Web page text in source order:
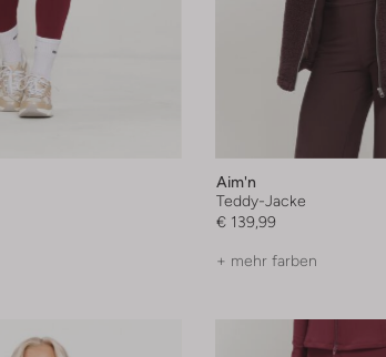
Aim'n
Teddy-Jacke
€ 139,99
+ mehr farben